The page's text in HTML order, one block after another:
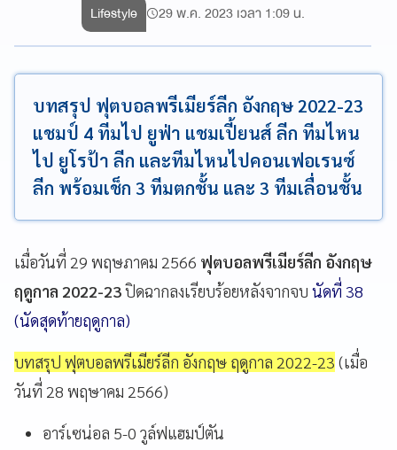
Lifestyle 29 พ.ค. 2023 เวลา 1:09 น.
บทสรุป ฟุตบอลพรีเมียร์ลีก อังกฤษ 2022-23
แชมป์ 4 ทีมไป ยูฟ่า แชมเปี้ยนส์ ลีก ทีมไหน
ไป ยูโรป้า ลีก และทีมไหนไปคอนเฟอเรนซ์
ลีก พร้อมเช็ก 3 ทีมตกชั้น และ 3 ทีมเลื่อนชั้น
เมื่อวันที่ 29 พฤษภาคม 2566 ฟุตบอลพรีเมียร์ลีก อังกฤษ
ฤดูกาล 2022-23ปิดฉากลงเรียบร้อยหลังจากจบ นัดที่ 38
(นัดสุดท้ายฤดูกาล)
บทสรุป ฟุตบอลพรีเมียร์ลีก อังกฤษ ฤดูกาล 2022-23 (เมื่อ
วันที่ 28 พฤษาคม 2566)
อาร์เซน่อล 5-0 วูล์ฟแฮมป์ตัน